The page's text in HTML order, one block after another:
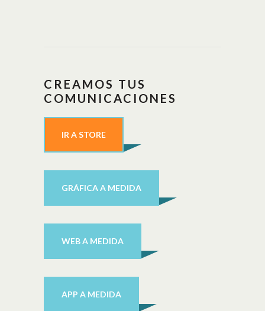
CREAMOS TUS
COMUNICACIONES
IR A STORE
GRÁFICA A MEDIDA
WEB A MEDIDA
APP A MEDIDA